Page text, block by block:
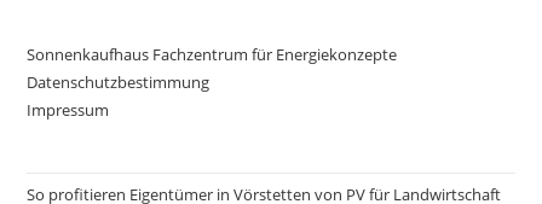
Sonnenkaufhaus Fachzentrum für Energiekonzepte
Datenschutzbestimmung
Impressum
So profitieren Eigentümer in Vörstetten von PV für Landwirtschaft